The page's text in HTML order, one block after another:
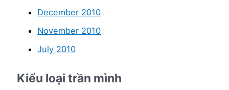
December 2010
November 2010
July 2010
Kiểu loại trần mình